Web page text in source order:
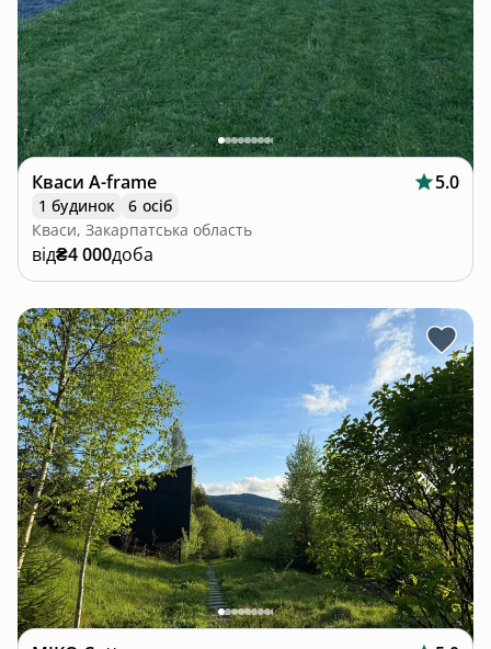
Кваси A-frame 5.0
1 будинок
6 осіб
Кваси, Закарпатська область
від₴4 000доба